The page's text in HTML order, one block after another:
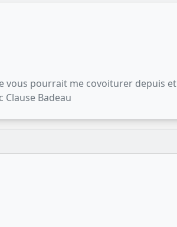
vous pourrait me covoiturer depuis et
Clause Badeau